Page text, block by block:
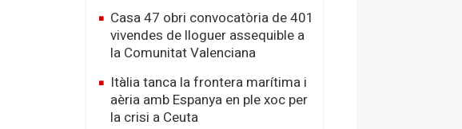
Casa 47 obri convocatòria de 401
vivendes de lloguer assequible a
la Comunitat Valenciana
Itàlia tanca la frontera marítima i
aèria amb Espanya en ple xoc per
la crisi a Ceuta